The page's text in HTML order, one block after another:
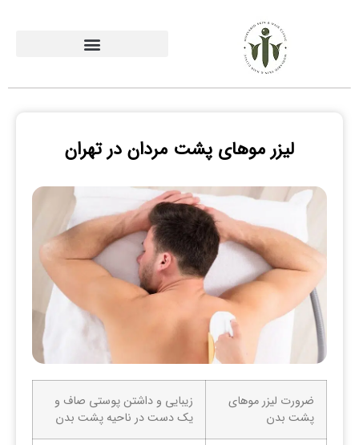
لیزر موهای پشت مردان در تهران
ضرورت لیزر موهای
پشت بدن
زیبایی و داشتن پوستی صاف و
یک دست در ناحیه پشت بدن